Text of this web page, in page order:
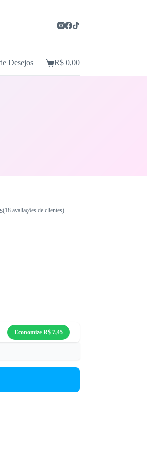
Desejos Carrinho
R$0,00
(18avaliações de clientes)
Economize R$7,45